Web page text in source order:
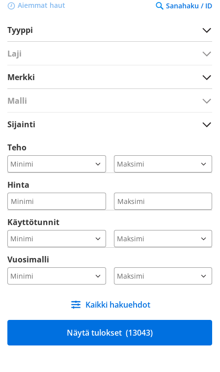
Aiemmat haut Sanahaku / ID
Tyyppi
Laji
Merkki
Malli
Sijainti
Teho
Hinta
Käyttötunnit
Vuosimalli
Kaikki hakuehdot
Näytä tulokset (13043)